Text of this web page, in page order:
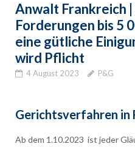
Anwalt Frankreich
Forderungen bis 5
eine gütliche
wird Pflicht
4 August 2023 P&G
Gerichtsverfahren in
Ab dem 1.10.2023 ist jeder